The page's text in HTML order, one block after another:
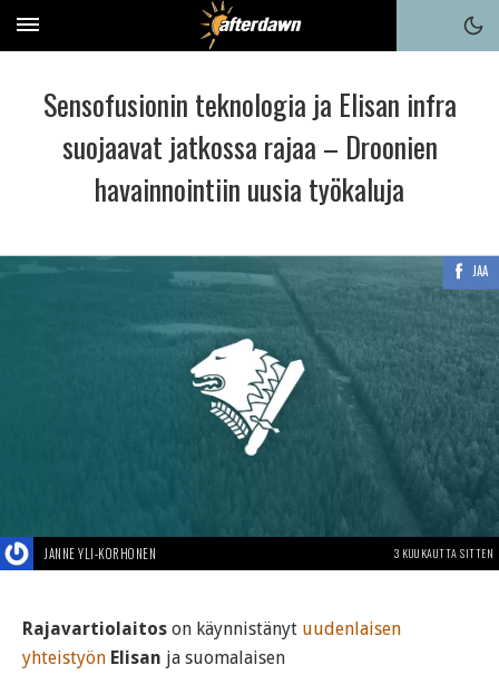
Sensofusionin teknologia ja Elisan infra
suojaavat jatkossa rajaa – Droonien
havainnointiin uusia työkaluja
JAA
JANNE YLI-KORHONEN 3 KUUKAUTTA SITTEN
Rajavartiolaitos on käynnistänyt uudenlaisen
yhteistyön Elisan ja suomalaisen